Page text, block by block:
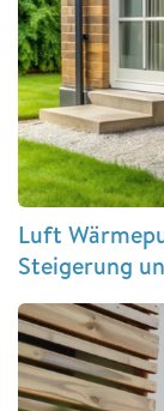
Luft
Steigerung